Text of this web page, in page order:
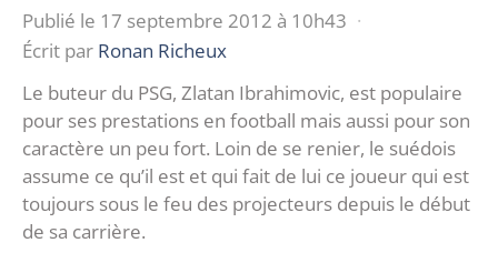
Publié le 17 septembre 2012 à 10h43 ·
Écrit par Ronan Richeux
Le buteur du PSG, Zlatan Ibrahimovic, est populaire
pour ses prestations en football mais aussi pour son
caractère un peu fort. Loin de se renier, le suédois
assume ce qu’il est et qui fait de lui ce joueur qui est
toujours sous le feu des projecteurs depuis le début
de sa carrière.